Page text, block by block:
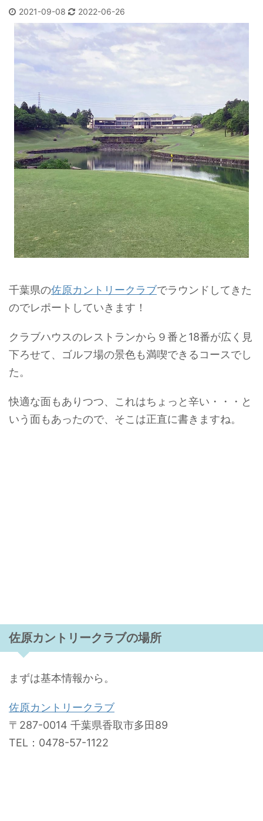
2021-09-08 2022-06-26
千葉県の佐原カントリークラブでラウンドしてきた
のでレポートしていきます！
クラブハウスのレストランから９番と18番が広く見
下ろせて、ゴルフ場の景色も満喫できるコースでし
た。
快適な面もありつつ、これはちょっと辛い・・・と
いう面もあったので、そこは正直に書きますね。
佐原カントリークラブの場所
まずは基本情報から。
佐原カントリークラブ
〒287-0014 千葉県香取市多田89
TEL：0478-57-1122